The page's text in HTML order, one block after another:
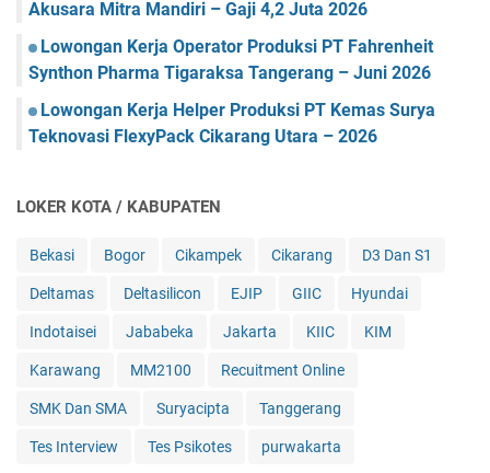
Akusara Mitra Mandiri – Gaji 4,2 Juta 2026
Lowongan Kerja Operator Produksi PT Fahrenheit
Synthon Pharma Tigaraksa Tangerang – Juni 2026
Lowongan Kerja Helper Produksi PT Kemas Surya
Teknovasi FlexyPack Cikarang Utara – 2026
LOKER KOTA / KABUPATEN
Bekasi Bogor Cikampek Cikarang D3 Dan S1
Deltamas Deltasilicon EJIP GIIC Hyundai
Indotaisei Jababeka Jakarta KIIC KIM
Karawang MM2100 Recuitment Online
SMK Dan SMA Suryacipta Tanggerang
Tes Interview Tes Psikotes purwakarta